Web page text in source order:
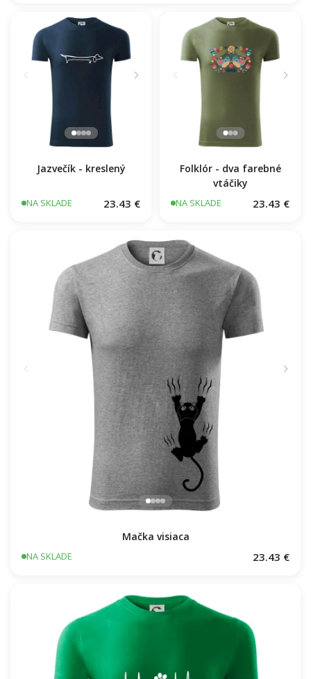
Jazvečík - kreslený
NA SKLADE 23.43 €
Folklór - dva farebné
vtáčiky
NA SKLADE 23.43 €
Mačka visiaca
NA SKLADE 23.43 €